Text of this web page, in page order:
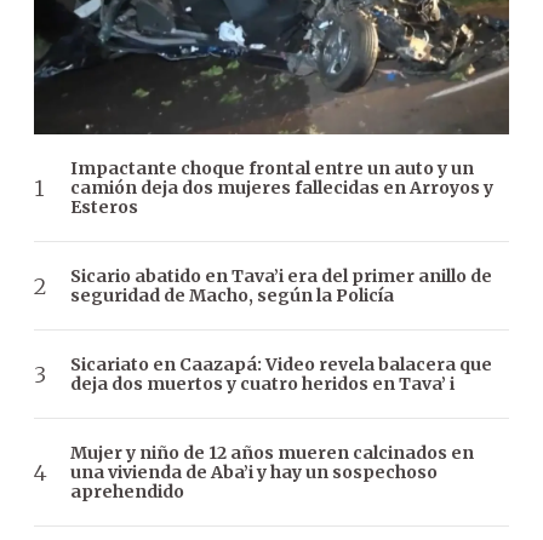
Impactante choque frontal entre un auto y un
camión deja dos mujeres fallecidas en Arroyos y
Esteros
Sicario abatido en Tava’i era del primer anillo de
seguridad de Macho, según la Policía
Sicariato en Caazapá: Video revela balacera que
deja dos muertos y cuatro heridos en Tava’ i
Mujer y niño de 12 años mueren calcinados en
una vivienda de Aba’i y hay un sospechoso
aprehendido